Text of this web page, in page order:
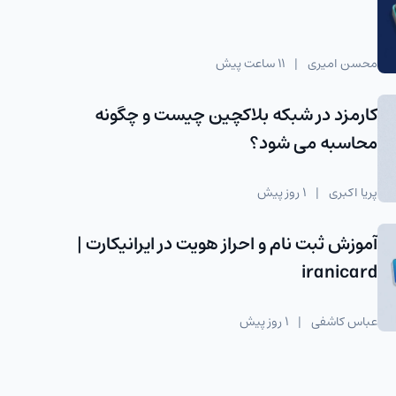
محسن امیری | 11 ساعت پیش
کارمزد در شبکه بلاکچین چیست و چگونه
محاسبه می شود؟
پریا اکبری | 1 روز پیش
آموزش ثبت نام و احراز هویت در ایرانیکارت |
iranicard
عباس کاشفی | 1 روز پیش